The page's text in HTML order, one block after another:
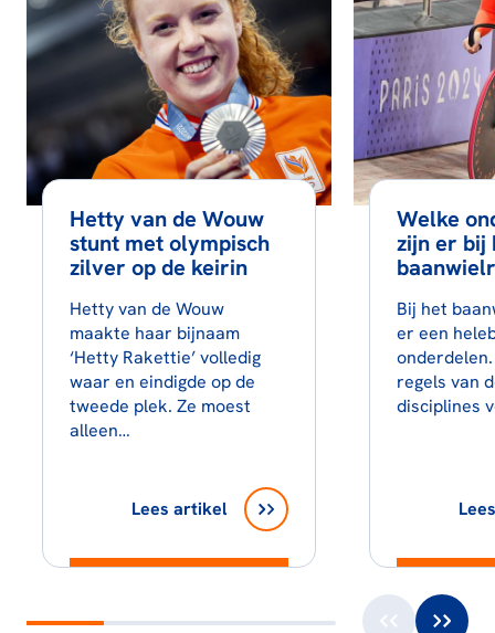
Hetty van de Wouw
stunt met olympisch
zilver op de keirin
Hetty van de Wouw
maakte haar bijnaam
‘Hetty Rakettie’ volledig
waar en eindigde op de
tweede plek. Ze moest
alleen…
Lees artikel
Welke
zijn er bij
Bij het
er een
regels van
disciplines